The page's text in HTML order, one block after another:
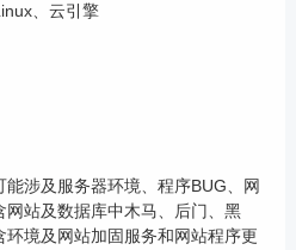
、云引擎
涉及服务器环境、程序BUG、网
站及数据库中木马、后门、黑
境及网站加固服务和网站程序更